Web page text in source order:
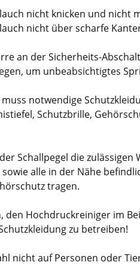
nicht knicken und nicht
nicht über scharfe
an der Sicherheits-
um unbeabsichtigtes
notwendige
Schutzbrille,
Schallpegel die zulässigen
alle in der Nähe
tragen.
den Hochdruckreiniger im
zu betreiben!
nicht auf Personen oder